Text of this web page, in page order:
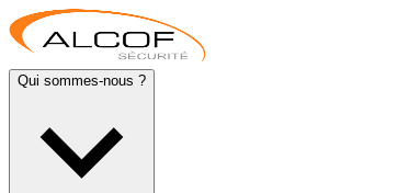
Qui sommes-nous ?